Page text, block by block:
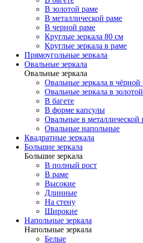
В золотой раме
В металлической раме
В черной раме
Круглые зеркала 80 см
Круглые зеркала в раме
Прямоугольные зеркала
Овальные зеркала
Овальные зеркала
Овальные зеркала в чёрной
Овальные зеркала в
В багете
В форме капсулы
Овальные в металлической
Овальные напольные
Квадратные зеркала
Большие зеркала
Большие зеркала
В полный рост
В раме
Высокие
Длинные
На стену
Широкие
Напольные зеркала
Напольные зеркала
Белые